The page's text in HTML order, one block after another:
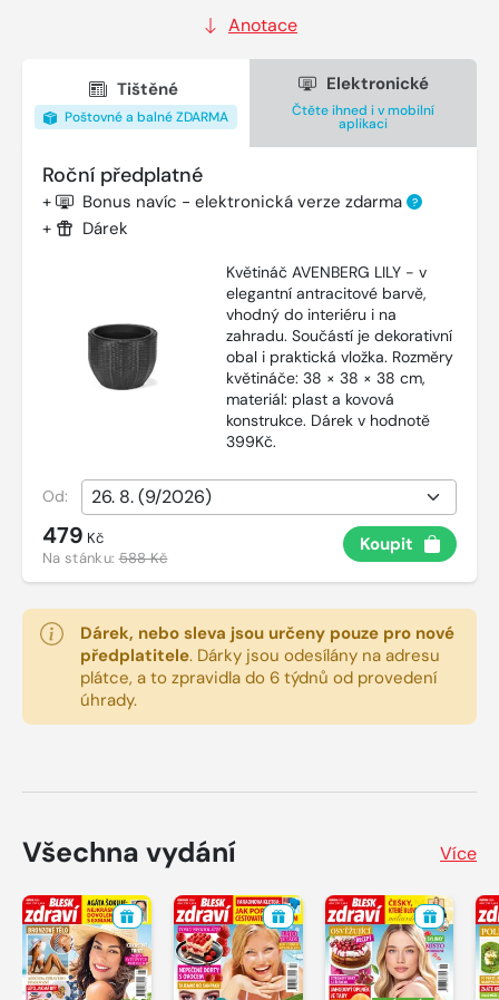
Anotace
Tištěné
Poštovné a balné ZDARMA
Elektronické
Čtěte ihned i v mobilní
aplikaci
Roční předplatné
+ Bonus navíc - elektronická verze zdarma ?
+ Dárek
Květináč AVENBERG LILY - v
elegantní antracitové barvě,
vhodný do interiéru i na
zahradu. Součástí je dekorativní
obal i praktická vložka. Rozměry
květináče: 38 × 38 × 38 cm,
materiál: plast a kovová
konstrukce. Dárek v hodnotě
399Kč.
Od:
479 Kč
Na stánku:588 Kč
Koupit
Dárek, nebo sleva jsou určeny pouze pro nové
předplatitele. Dárky jsou odesílány na adresu
plátce, a to zpravidla do 6 týdnů od provedení
úhrady.
Všechna vydání Více